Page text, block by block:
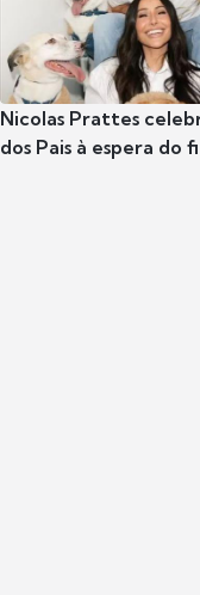
Nicolas Prattes
dos Pais à espera do